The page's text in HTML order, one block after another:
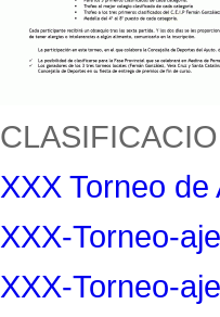
XXX Torneo
XXX-Torneo-
XXX-Torneo-